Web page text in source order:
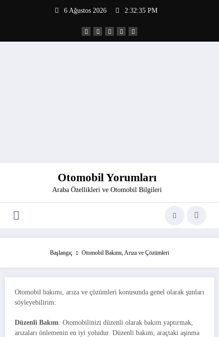
6 Ağustos 2026 2:32:36 PM
Otomobil Yorumları
Araba Özellikleri ve Otomobil Bilgileri
Başlangıç Otomobil Bakımı, Arıza ve Çözümleri
Otomobil bakımı, arıza ve çözümleri konusunda genel olarak şunları
söyleyebilirim:
Düzenli Bakım: Otomobilinizi düzenli olarak bakım yaptırmak,
arızaları önlemenin en iyi yoludur. Düzenli bakım, araçtaki aşınma